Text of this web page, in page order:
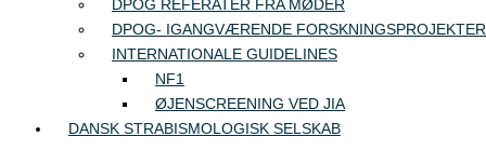
DPOG REFERATER FRA MØDER
DPOG- IGANGVÆRENDE FORSKNINGSPROJEKTER
INTERNATIONALE GUIDELINES
NF1
ØJENSCREENING VED JIA
DANSK STRABISMOLOGISK SELSKAB